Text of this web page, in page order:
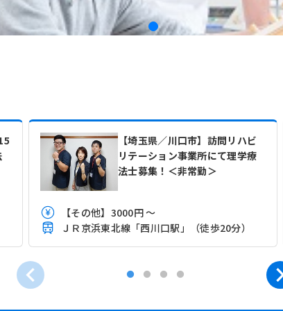
【埼玉県／川口市】訪問リハビ
リテーション事業所にて理学療
法士募集！＜非常勤＞
【その他】3000円 ～
ＪＲ京浜東北線「西川口駅」（徒歩20分）